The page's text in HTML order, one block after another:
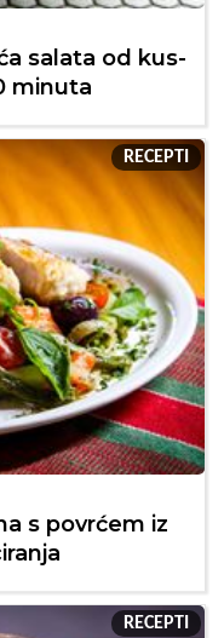
salata od kus-
minuta
RECEPTI
s povrćem iz
RECEPTI